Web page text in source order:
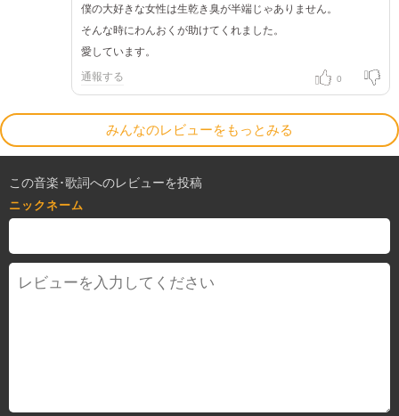
僕の大好きな女性は生乾き臭が半端じゃありません。
そんな時にわんおくが助けてくれました。
愛しています。
通報する 0
みんなのレビューをもっとみる
この音楽･歌詞へのレビューを投稿
ニックネーム